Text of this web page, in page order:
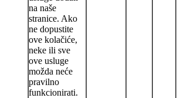
na naše
stranice. Ako
ne dopustite
ove kolačiće,
neke ili sve
ove usluge
možda neće
pravilno
funkcionirati.